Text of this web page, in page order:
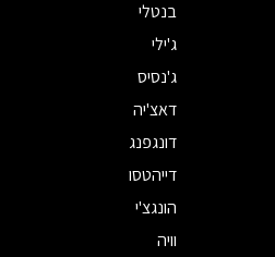
בנטלי
ג'ילי
ג'נסיס
דאצ'יה
דונגפנג
דייהטסו
הונגצ'י
וויה